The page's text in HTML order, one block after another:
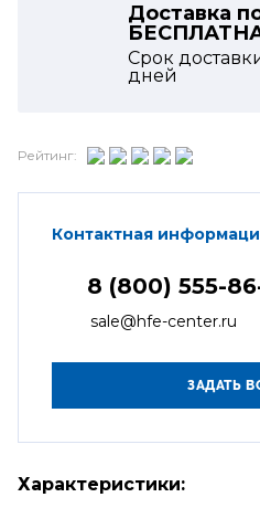
Доставка
Срок
дней
Рейтинг:
Контактная
8 (800) 555-
sale@hfe-center.ru
Характеристики: